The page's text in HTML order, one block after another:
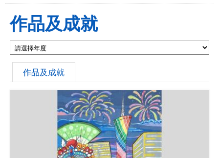
作品及成就
作品及成就